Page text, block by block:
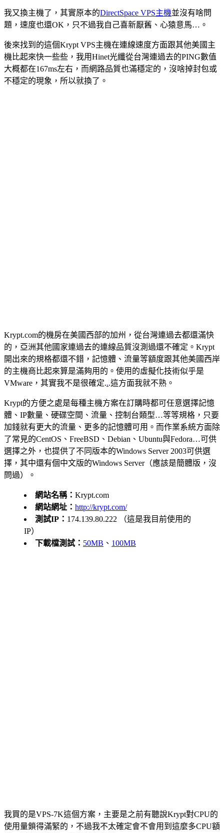
我又換主機了，其實原本的DirectSpace VPS主機並沒有啥問
題，速度也還OK，只不過我自己喜新厭舊、心猿意馬…。
後來找到的這個Krypt VPS主機在連線速度方面跟其他美國主
機比起來快一些些，我用Hinet光纖從台灣連過去的PING數值
大概都在167ms左右，而網路品質也滿穩定的，沒啥掉封包或
不穩定的現象，所以就換了。
Krypt.com的機房在美國西部的加州，從台灣連過去都還滿快
的，亞洲其他國家連過去的連線品質沒測過還不確定。Krypt
開出來的規格都還不錯，記憶體、流量等額度跟其他美國西岸
的主機商比起來算是滿夠用的。使用的虛擬化技術似乎是
VMware，其實我不是很確定...這方面我就不熟。
Krypt的方便之處是每種主機方案在訂購時都可任意選擇記憶
體、IP數量、硬碟空間、流量、控制台類型…等等規格，只要
加錢就有更大的流量、更多的記憶體可用。而作業系統方面除
了常見的CentOS、FreeBSD、Debian、Ubuntu與Fedora…可供
選擇之外，也提供了不同版本的Windows Server 2003可供選
擇，其中還有個中文版的Windows Server（應該是簡體版，沒
問過）。
網站名稱： Krypt.com
網站網址： http://krypt.com/
測試IP： 174.139.80.222 （這是我目前使用的
IP）
下載檔測試： 50MB 、 100MB
我買的是VPS-7K這個方案，主要是之前有聽說Krypt對CPU的
使用量鎖得滿緊的，不過我不太確定會不會用到這麼多CPU額